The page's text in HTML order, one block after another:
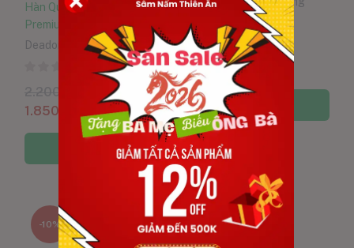
Hàn Quốc 150g Dòng
Premium 6-10 Củ
Deadong Korean Ginseng
VND
1.850.000
VND
Thêm vào giỏ hàng
0
1.150.000VND
900.000VND
Thêm vào giỏ hàng
-10% -8%